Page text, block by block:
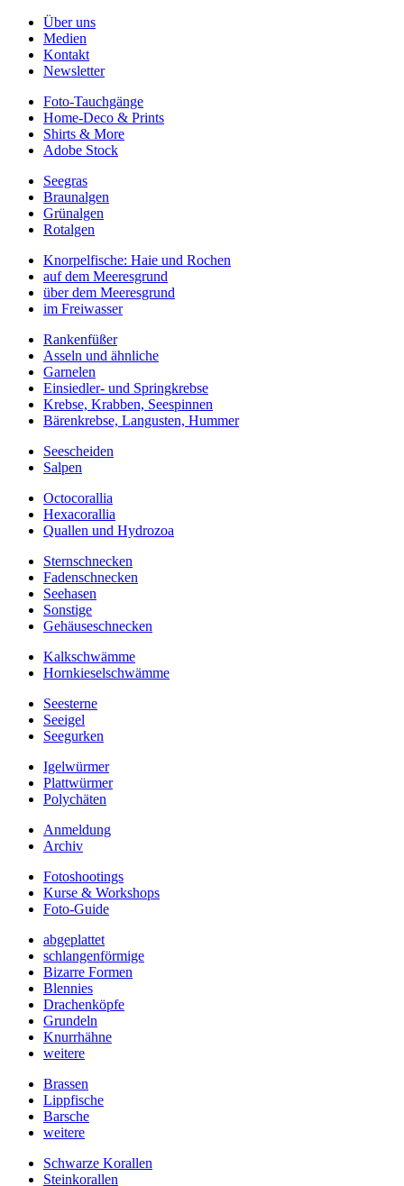
Über uns
Medien
Kontakt
Newsletter
Foto-Tauchgänge
Home-Deco & Prints
Shirts & More
Adobe Stock
Seegras
Braunalgen
Grünalgen
Rotalgen
Knorpelfische: Haie und Rochen
auf dem Meeresgrund
über dem Meeresgrund
im Freiwasser
Rankenfüßer
Asseln und ähnliche
Garnelen
Einsiedler- und Springkrebse
Krebse, Krabben, Seespinnen
Bärenkrebse, Langusten, Hummer
Seescheiden
Salpen
Octocorallia
Hexacorallia
Quallen und Hydrozoa
Sternschnecken
Fadenschnecken
Seehasen
Sonstige
Gehäuseschnecken
Kalkschwämme
Hornkieselschwämme
Seesterne
Seeigel
Seegurken
Igelwürmer
Plattwürmer
Polychäten
Anmeldung
Archiv
Fotoshootings
Kurse & Workshops
Foto-Guide
abgeplattet
schlangenförmige
Bizarre Formen
Blennies
Drachenköpfe
Grundeln
Knurrhähne
weitere
Brassen
Lippfische
Barsche
weitere
Schwarze Korallen
Steinkorallen